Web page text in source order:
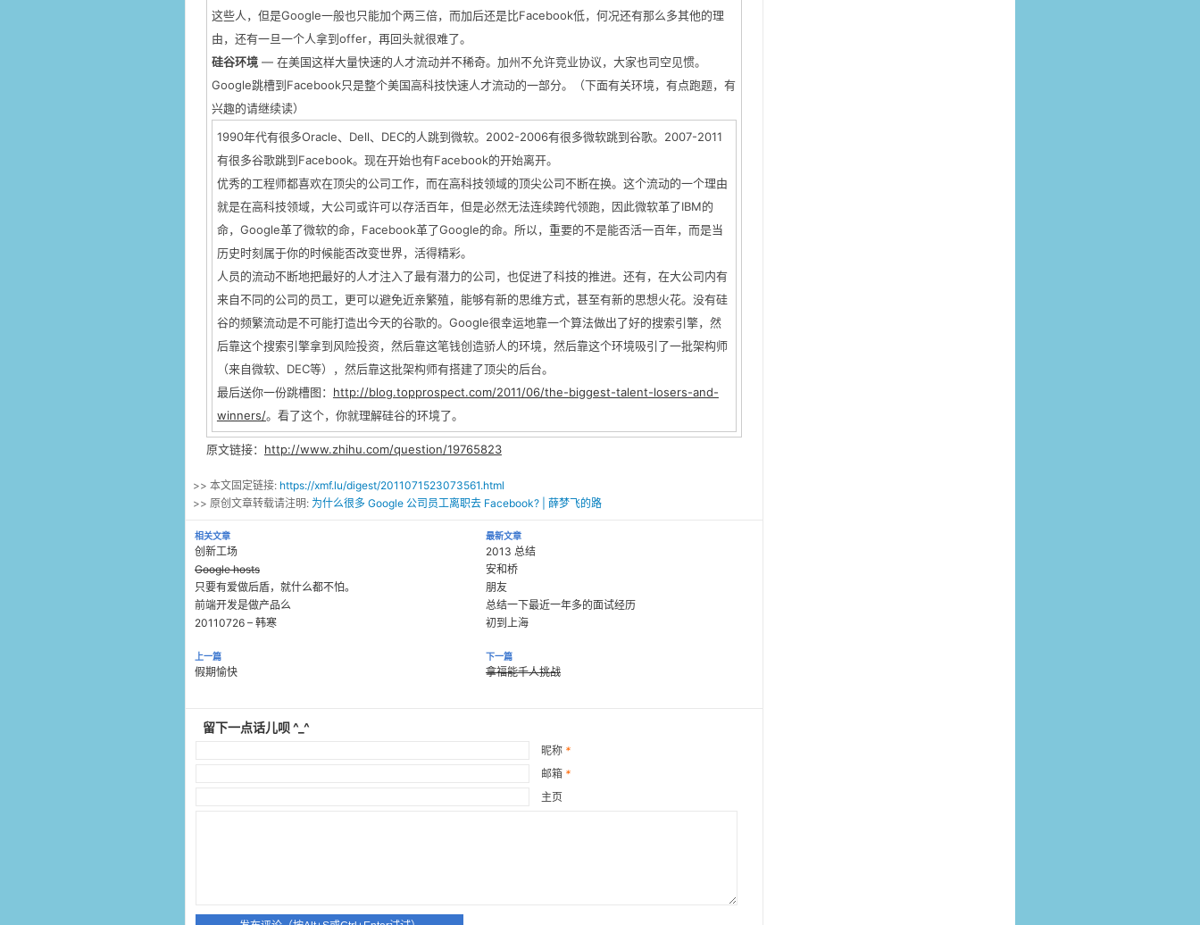
这些人，但是Google一般也只能加个两三倍，而加后还是比Facebook低，何况还有那么多其他的理
由，还有一旦一个人拿到offer，再回头就很难了。
硅谷环境— 在美国这样大量快速的人才流动并不稀奇。加州不允许竞业协议，大家也司空见惯。
Google跳槽到Facebook只是整个美国高科技快速人才流动的一部分。（下面有关环境，有点跑题，有
兴趣的请继续读）
1990年代有很多Oracle、Dell、DEC的人跳到微软。2002-2006有很多微软跳到谷歌。2007-2011
有很多谷歌跳到Facebook。现在开始也有Facebook的开始离开。
优秀的工程师都喜欢在顶尖的公司工作，而在高科技领域的顶尖公司不断在换。这个流动的一个理由
就是在高科技领域，大公司或许可以存活百年，但是必然无法连续跨代领跑，因此微软革了IBM的
命，Google革了微软的命，Facebook革了Google的命。所以，重要的不是能否活一百年，而是当
历史时刻属于你的时候能否改变世界，活得精彩。
人员的流动不断地把最好的人才注入了最有潜力的公司，也促进了科技的推进。还有，在大公司内有
来自不同的公司的员工，更可以避免近亲繁殖，能够有新的思维方式，甚至有新的思想火花。没有硅
谷的频繁流动是不可能打造出今天的谷歌的。Google很幸运地靠一个算法做出了好的搜索引擎，然
后靠这个搜索引擎拿到风险投资，然后靠这笔钱创造骄人的环境，然后靠这个环境吸引了一批架构师
（来自微软、DEC等），然后靠这批架构师有搭建了顶尖的后台。
最后送你一份跳槽图： http://blog.topprospect.com/2011/06/the-biggest-talent-losers-and-
winners/。看了这个，你就理解硅谷的环境了。
原文链接： http://www.zhihu.com/question/19765823
>> 本文固定链接: https://xmf.lu/digest/2011071523073561.html
>> 原创文章转载请注明: 为什么很多 Google 公司员工离职去 Facebook? | 薛梦飞的路
相关文章
创新工场
Google hosts
只要有爱做后盾，就什么都不怕。
前端开发是做产品么
20110726 – 韩寒
最新文章
2013 总结
安和桥
朋友
总结一下最近一年多的面试经历
初到上海
上一篇
假期愉快
下一篇
拿福能千人挑战
留下一点话儿呗 ^_^
昵称 *
邮箱 *
主页